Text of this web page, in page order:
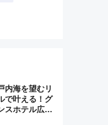
内海を望むリ
で叶える！グ
スホテル広島